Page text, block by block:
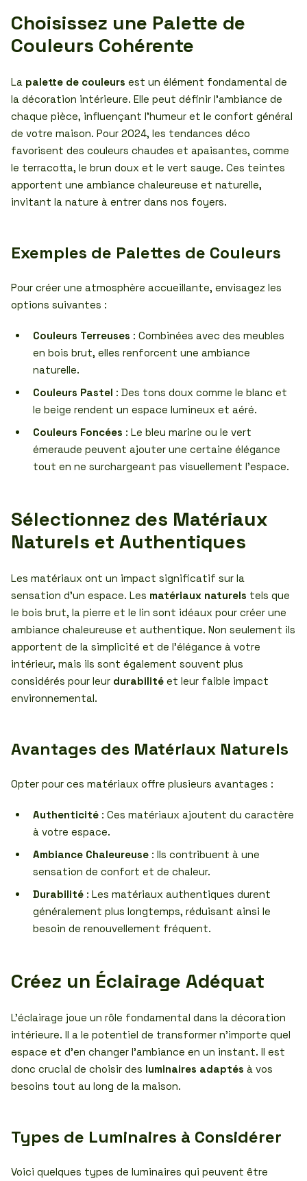
Choisissez une Palette de
Couleurs Cohérente
La palette de couleurs est un élément fondamental de
la décoration intérieure. Elle peut définir l’ambiance de
chaque pièce, influençant l’humeur et le confort général
de votre maison. Pour 2024, les tendances déco
favorisent des couleurs chaudes et apaisantes, comme
le terracotta, le brun doux et le vert sauge. Ces teintes
apportent une ambiance chaleureuse et naturelle,
invitant la nature à entrer dans nos foyers.
Exemples de Palettes de Couleurs
Pour créer une atmosphère accueillante, envisagez les
options suivantes :
Couleurs Terreuses : Combinées avec des meubles
en bois brut, elles renforcent une ambiance
naturelle.
Couleurs Pastel : Des tons doux comme le blanc et
le beige rendent un espace lumineux et aéré.
Couleurs Foncées : Le bleu marine ou le vert
émeraude peuvent ajouter une certaine élégance
tout en ne surchargeant pas visuellement l’espace.
Sélectionnez des Matériaux
Naturels et Authentiques
Les matériaux ont un impact significatif sur la
sensation d’un espace. Les matériaux naturels tels que
le bois brut, la pierre et le lin sont idéaux pour créer une
ambiance chaleureuse et authentique. Non seulement ils
apportent de la simplicité et de l’élégance à votre
intérieur, mais ils sont également souvent plus
considérés pour leur durabilité et leur faible impact
environnemental.
Avantages des Matériaux Naturels
Opter pour ces matériaux offre plusieurs avantages :
Authenticité : Ces matériaux ajoutent du caractère
à votre espace.
Ambiance Chaleureuse : Ils contribuent à une
sensation de confort et de chaleur.
Durabilité : Les matériaux authentiques durent
généralement plus longtemps, réduisant ainsi le
besoin de renouvellement fréquent.
Créez un Éclairage Adéquat
L’éclairage joue un rôle fondamental dans la décoration
intérieure. Il a le potentiel de transformer n’importe quel
espace et d’en changer l’ambiance en un instant. Il est
donc crucial de choisir des luminaires adaptés à vos
besoins tout au long de la maison.
Types de Luminaires à Considérer
Voici quelques types de luminaires qui peuvent être